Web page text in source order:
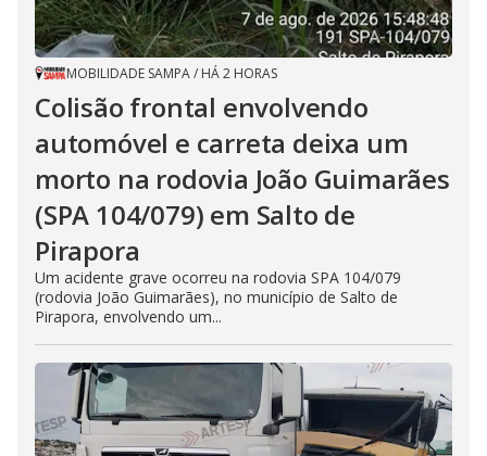
MOBILIDADE SAMPA/ HÁ 2 HORAS
Colisão frontal envolvendo
automóvel e carreta deixa um
morto na rodovia João Guimarães
(SPA 104/079) em Salto de
Pirapora
Um acidente grave ocorreu na rodovia SPA 104/079
(rodovia João Guimarães), no município de Salto de
Pirapora, envolvendo um...